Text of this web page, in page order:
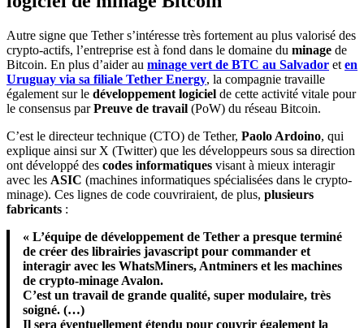
Autre signe que Tether s’intéresse très fortement au plus valorisé des
crypto-actifs, l’entreprise est à fond dans le domaine du minage de
Bitcoin. En plus d’aider au minage vert de BTC au Salvador et en
Uruguay via sa filiale Tether Energy, la compagnie travaille
également sur le développement logiciel de cette activité vitale pour
le consensus parPreuve de travail (PoW) du réseau Bitcoin.
C’est le directeur technique (CTO) de Tether, Paolo Ardoino, qui
explique ainsi sur X (Twitter) que les développeurs sous sa direction
ont développé des codes informatiques visant à mieux interagir
avec les ASIC (machines informatiques spécialisées dans le crypto-
minage). Ces lignes de code couvriraient, de plus, plusieurs
fabricants :
« L’équipe de développement de Tether a presque terminé
de créer des librairies javascript pour commander et
interagir avec les WhatsMiners, Antminers et les machines
de crypto-minage Avalon.
C’est un travail de grande qualité, super modulaire, très
soigné. (…)
Il sera éventuellement étendu pour couvrir également la